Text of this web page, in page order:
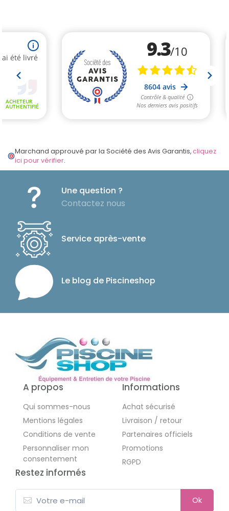
Marchand approuvé par la Société des Avis Garantis,cliquez
ici pour vérifier.
Une question ?
Contactez nous
Service après-vente
Le blog de Piscineshop
A propos
Qui sommes-nous
Mentions légales
Conditions de vente
Personnaliser mon
consentement
Informations
Achat sécurisé
Livraison / retour
Partenaires officiels
Promotions
RGPD
Restez informés
Ok